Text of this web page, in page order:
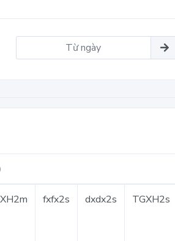
fxfx2s dxdx2s TGXH2s